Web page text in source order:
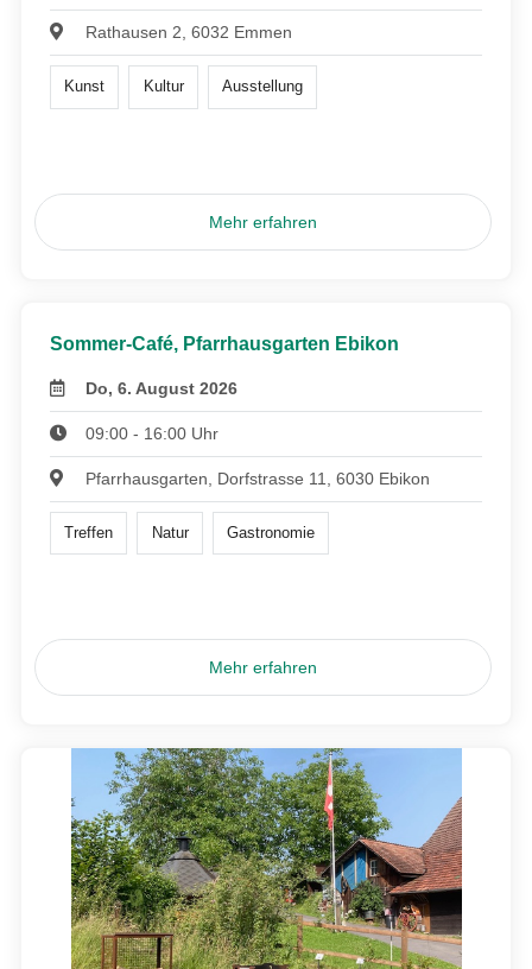
Rathausen 2, 6032 Emmen
Kunst Kultur Ausstellung
Mehr erfahren
Sommer-Café, Pfarrhausgarten Ebikon
Do, 6. August 2026
09:00 - 16:00 Uhr
Pfarrhausgarten, Dorfstrasse 11, 6030 Ebikon
Treffen Natur Gastronomie
Mehr erfahren